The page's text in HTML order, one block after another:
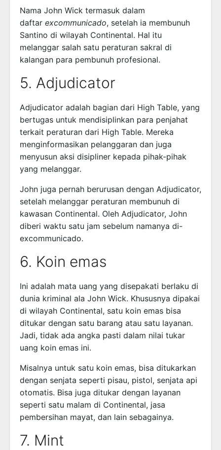
Nama John Wick termasuk dalam
daftar excommunicado, setelah ia membunuh
Santino di wilayah Continental. Hal itu
melanggar salah satu peraturan sakral di
kalangan para pembunuh profesional.
5. Adjudicator
Adjudicator adalah bagian dari High Table, yang
bertugas untuk mendisiplinkan para penjahat
terkait peraturan dari High Table. Mereka
menginformasikan pelanggaran dan juga
menyusun aksi disipliner kepada pihak-pihak
yang melanggar.
John juga pernah berurusan dengan Adjudicator,
setelah melanggar peraturan membunuh di
kawasan Continental. Oleh Adjudicator, John
diberi waktu satu jam sebelum namanya di-
excommunicado.
6. Koin emas
Ini adalah mata uang yang disepakati berlaku di
dunia kriminal ala John Wick. Khususnya dipakai
di wilayah Continental, satu koin emas bisa
ditukar dengan satu barang atau satu layanan.
Jadi, tidak ada angka pasti dalam nilai tukar
uang koin emas ini.
Misalnya untuk satu koin emas, bisa ditukarkan
dengan senjata seperti pisau, pistol, senjata api
otomatis. Bisa juga ditukar dengan layanan
seperti satu malam di Continental, jasa
pembersihan mayat, dan lain sebagainya.
7. Mint